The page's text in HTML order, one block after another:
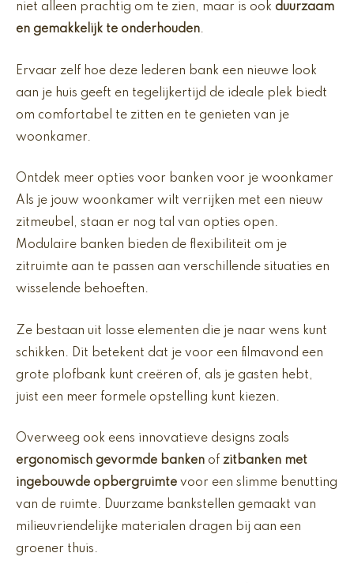
niet alleen prachtig om te zien, maar is ook duurzaam
en gemakkelijk te onderhouden.
Ervaar zelf hoe deze lederen bank een nieuwe look
aan je huis geeft en tegelijkertijd de ideale plek biedt
om comfortabel te zitten en te genieten van je
woonkamer.
Ontdek meer opties voor banken voor je woonkamer
Als je jouw woonkamer wilt verrijken met een nieuw
zitmeubel, staan er nog tal van opties open.
Modulaire banken bieden de flexibiliteit om je
zitruimte aan te passen aan verschillende situaties en
wisselende behoeften.
Ze bestaan uit losse elementen die je naar wens kunt
schikken. Dit betekent dat je voor een filmavond een
grote plofbank kunt creëren of, als je gasten hebt,
juist een meer formele opstelling kunt kiezen.
Overweeg ook eens innovatieve designs zoals
ergonomisch gevormde banken of zitbanken met
ingebouwde opbergruimte voor een slimme benutting
van de ruimte. Duurzame bankstellen gemaakt van
milieuvriendelijke materialen dragen bij aan een
groener thuis.